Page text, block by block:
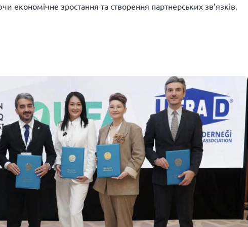
економічне зростання та створення партнерських зв’язків.